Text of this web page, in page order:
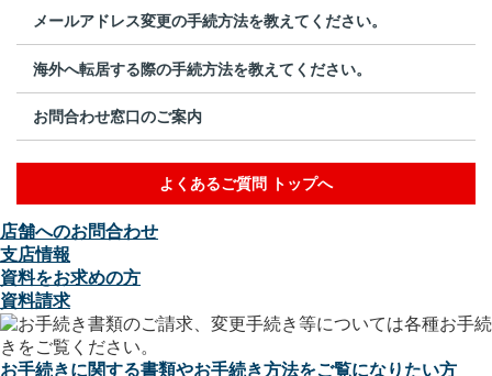
メールアドレス変更の手続方法を教えてください。
海外へ転居する際の手続方法を教えてください。
お問合わせ窓口のご案内
よくあるご質問 トップへ
店舗へのお問合わせ
支店情報
資料をお求めの方
資料請求
お手続きに関する書類やお手続き方法をご覧になりたい方